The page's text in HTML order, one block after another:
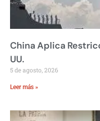
China Aplica
UU.
5 de agosto, 2026
Leer más »